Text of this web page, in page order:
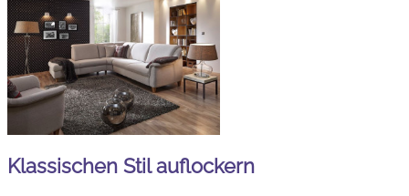
Klassischen Stil auflockern